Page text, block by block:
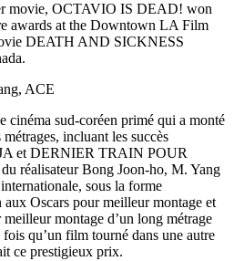
movie, OCTAVIO IS DEAD! won
awards at the Downtown LA Film
DEATH AND SICKNESS
ACE
cinéma sud-coréen primé qui a monté
incluant les succès
et DERNIER TRAIN POUR
réalisateur Bong Joon-ho, M. Yang
sous la forme
Oscars pour meilleur montage et
montage d’un long métrage
qu’un film tourné dans une autre
ce prestigieux prix.